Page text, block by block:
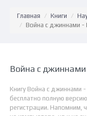
Главная Книги
Война с джиннами -
Война с
Книгу Война с джиннами
бесплатно полную
регистрации. Напомним,